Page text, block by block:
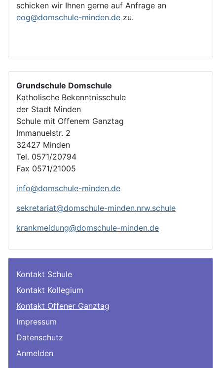
schicken wir Ihnen gerne auf Anfrage an
eog@domschule-minden.de zu.
Grundschule Domschule
Katholische Bekenntnisschule
der Stadt Minden
Schule mit Offenem Ganztag
Immanuelstr. 2
32427 Minden
Tel. 0571/20794
Fax 0571/21005
info@domschule-minden.de
sekretariat@domschule-minden.nrw.schule
krankmeldung@domschule-minden.de
Kontakt Schule
Kontakt Kollegium
Kontakt Offener Ganztag
Impressum
Datenschutz
Anmelden